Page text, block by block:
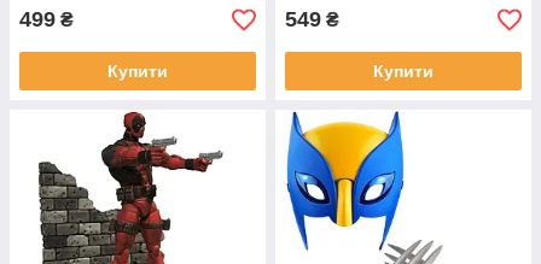
499 ₴
Купити
549 ₴
Купити